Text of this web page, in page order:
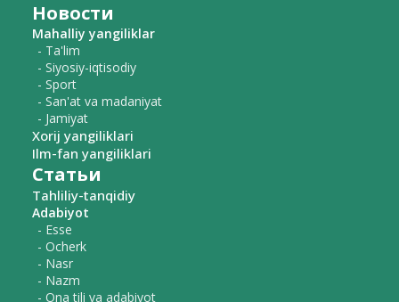
Новости
Mahalliy yangiliklar
- Ta'lim
- Siyosiy-iqtisodiy
- Sport
- San'at va madaniyat
- Jamiyat
Xorij yangiliklari
Ilm-fan yangiliklari
Статьи
Tahliliy-tanqidiy
Adabiyot
- Esse
- Ocherk
- Nasr
- Nazm
- Ona tili va adabiyot